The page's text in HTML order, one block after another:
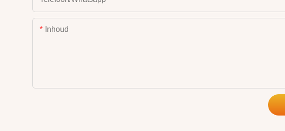
Inhoud